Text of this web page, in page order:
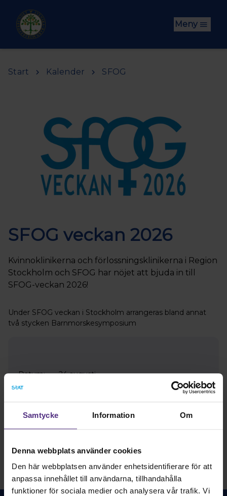
Samtycke Information Om
Denna webbplats använder cookies
Den här webbplatsen använder enhetsidentifierare för att
anpassa innehållet till användarna, tillhandahålla
funktioner för sociala medier och analysera vår trafik. Vi
Meny
Start Kalender SFOG
Datum: 24 augusti
SFOG veckan 2026
Kvinnoklinikerna och förlossningsklinikerna i Region
Stockholm och SFOG har nöjet att bjuda in till
SFOG-veckan 2026!
Under SFOG veckan i Stockholm arrangeras bland annat
två stycken Barnmorskesymposium